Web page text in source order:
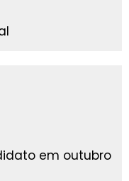
em outubro